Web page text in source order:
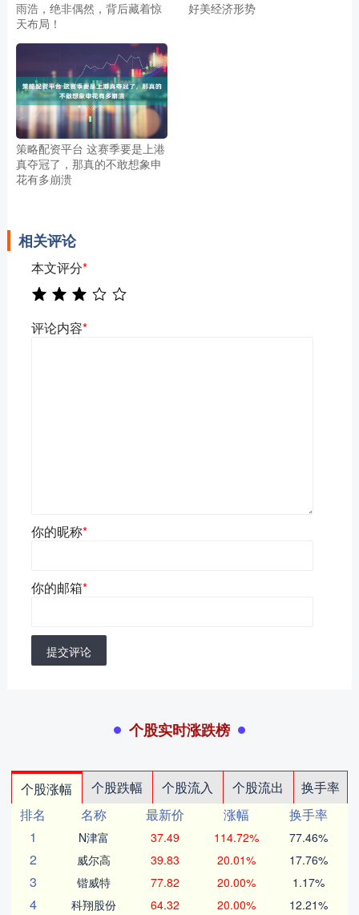
雨浩，绝非偶然，背后藏着惊
天布局！
好美经济形势
策略配资平台 这赛季要是上港
真夺冠了，那真的不敢想象申
花有多崩溃
相关评论
本文评分*
评论内容*
你的昵称*
你的邮箱*
提交评论
个股实时涨跌榜
个股涨幅 个股跌幅 个股流入 个股流出
换手率
排名
名称 最新价 涨幅
换手率
1
N津富 37.49 114.72% 77.46%
2 威尔高 39.83 20.01% 17.76%
3 锴威特 77.82 20.00% 1.17%
4 科翔股份 64.32 20.00% 12.21%